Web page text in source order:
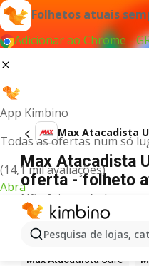
Folhetos atuais
Adicionar ao Chrome -
App Kimbino
Todas as ofertas num só
(14,1 mil avaliações)
Abra
Pesquisa de lojas,
Max Atacadista
Max Atacadista
oferta - folheto
Não foi possível
para este termo.
Mais produtos
Max Atacadista Café